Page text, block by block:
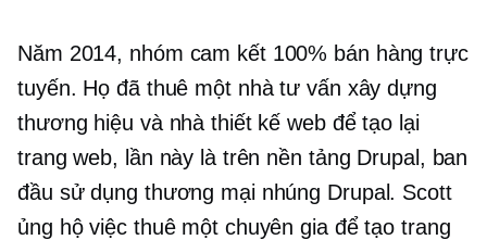
Năm 2014, nhóm cam kết 100% bán hàng trực
tuyến. Họ đã thuê một nhà tư vấn xây dựng
thương hiệu và nhà thiết kế web để tạo lại
trang web, lần này là trên nền tảng Drupal, ban
đầu sử dụng thương mại nhúng Drupal. Scott
ủng hộ việc thuê một chuyên gia để tạo trang